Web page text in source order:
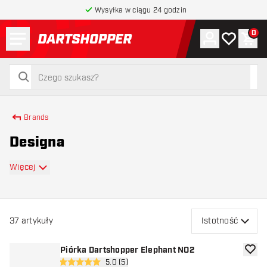
Wysyłka w ciągu 24 godzin
powrót do strony głównej
szukaj
szukaj
Konto
Moja lista
0
Brands
Designa
Więcej
37 artykuły Istotność
Piórka Dartshopper Elephant NO2
otwórz panel recenzji
5.0 (5)